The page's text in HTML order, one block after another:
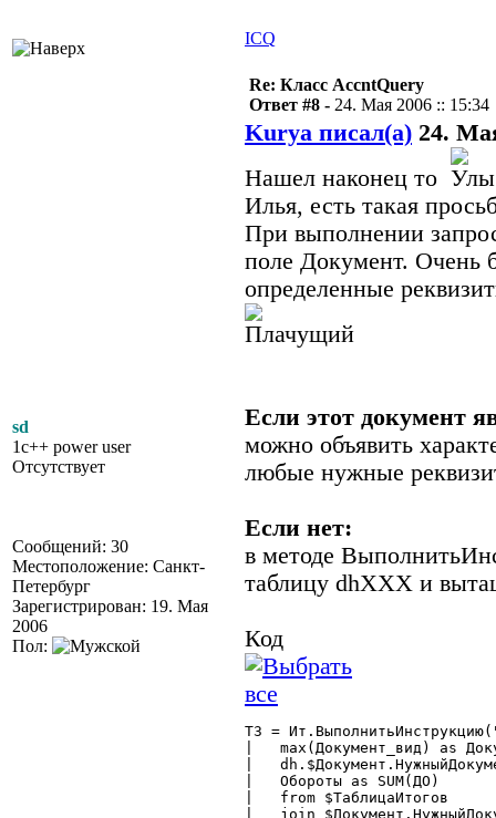
ICQ
sd
1c++ power user
Отсутствует
Сообщений: 30
Местоположение: Санкт-
Петербург
Зарегистрирован: 19. Мая
2006
Пол:
Re: Класс AccntQuery
Ответ #8 - 24. Мая 2006 :: 15:34
Kurya писал(а) 24.
Нашел наконец то
Илья, есть такая
При выполнении
поле Документ. Очень
определенные
Если этот документ
можно объявить
любые нужные
Если нет:
в методе
таблицу dhXXX и
Код
ТЗ =
|   max(Документ_вид) as
|
|   Обороты as SUM(ДО)
|   from $ТаблицаИтогов
|   join